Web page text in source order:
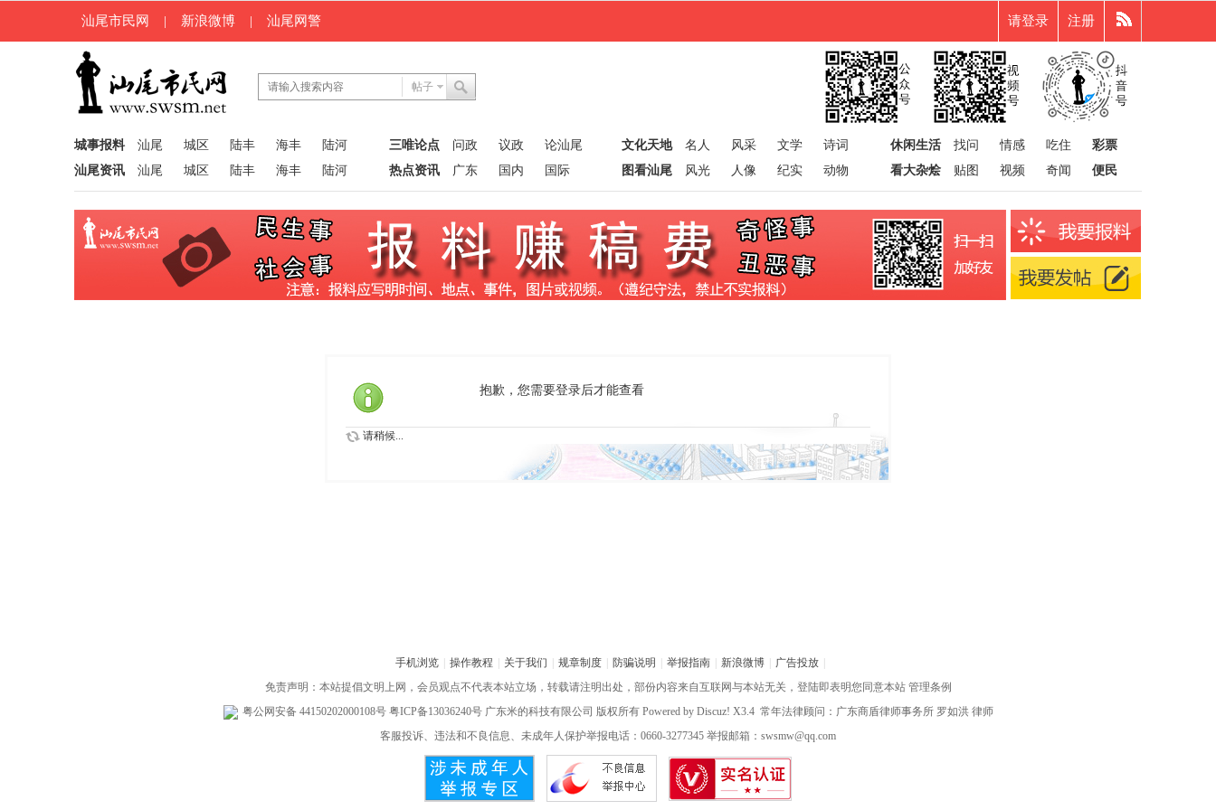
汕尾市民网 | 新浪微博 | 汕尾网警 请登录 注册
帖子
城事报料 汕尾 城区 陆丰 海丰
陆河
汕尾资讯
汕尾 城区 陆丰 海丰 陆河
三唯论点 问政 议政
论汕尾
热点资讯
广东 国内 国际
文化天地 名人 风采 文学
诗词
图看汕尾
风光 人像 纪实 动物
休闲生活 找问 情感 吃住
彩票
看大杂烩
贴图 视频 奇闻 便民
抱歉，您需要登录后才能查看
请稍候...
手机浏览 操作教程 关于我们 规章制度 防骗说明 举报指南 新浪微博 广告投放
免责声明：本站提倡文明上网，会员观点不代表本站立场，转载请注明出处，部份内容来自互联网与本站无关，登陆即表明您同意本站 管理条例
粤公网安备 44150202000108号 粤ICP备13036240号广东米的科技有限公司 版权所有 Powered by Discuz! X3.4 常年法律顾问：广东商盾律师事务所 罗如洪律师
客服投诉、违法和不良信息、未成年人保护举报电话：0660-3277345 举报邮箱：swsmw@qq.com